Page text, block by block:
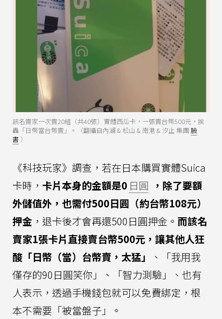
該名賣家一次賣20組（共40張）實體西瓜卡，一張賣台幣500元，挨
轟「日幣當台幣賣」。（翻攝自內湖 & 松山 & 南港 & 汐止 集團 臉
書 ）
《科技玩家》調查，若在日本購買實體Suica
卡時， 卡片本身的金額是0 日圓 ，除了要額
外儲值外，也需付500日圓（約台幣108元）
押金 ，退卡後才會再還500日圓押金。 而該名
賣家1張卡片直接賣台幣500元，讓其他人狂
酸「日幣（當）台幣賣，太猛」
、「我用我
僅存的90日圓笑你」、「智力測驗」、也有
人表示，透過手機錢包就可以免費綁定，根
本不需要「被當盤子」。